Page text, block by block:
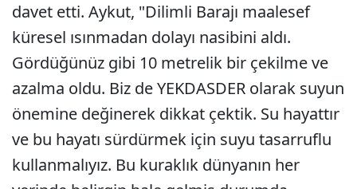
davet etti. Aykut, "Dilimli Barajı maalesef
küresel ısınmadan dolayı nasibini aldı.
Gördüğünüz gibi 10 metrelik bir çekilme ve
azalma oldu. Biz de YEKDASDER olarak suyun
önemine değinerek dikkat çektik. Su hayattır
ve bu hayatı sürdürmek için suyu tasarruflu
kullanmalıyız. Bu kuraklık dünyanın her